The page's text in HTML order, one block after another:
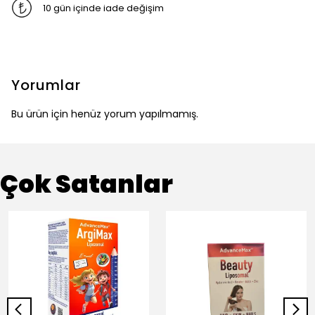
10 gün içinde iade değişim
Yorumlar
Bu ürün için henüz yorum yapılmamış.
Çok Satanlar